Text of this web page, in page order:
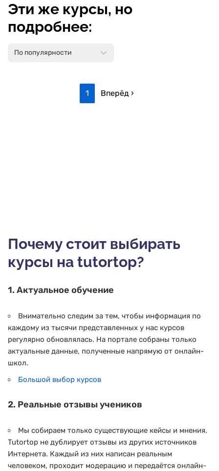
Эти же курсы, но
подробнее:
По популярности
1 Вперёд ›
Почему стоит выбирать
курсы на tutortop?
1. Актуальное обучение
Внимательно следим за тем, чтобы информация по
каждому из тысячи представленных у нас курсов
регулярно обновлялась. На портале собраны только
актуальные данные, полученные напрямую от онлайн-
школ.
Большой выбор курсов
2. Реальные отзывы учеников
Мы собираем только существующие кейсы и мнения.
Tutortop не дублирует отзывы из других источников
Интернета. Каждый из них написан реальным
человеком, проходит модерацию и передаётся онлайн-